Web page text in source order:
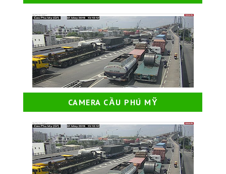
CAMERA CẦU PHÚ MỸ